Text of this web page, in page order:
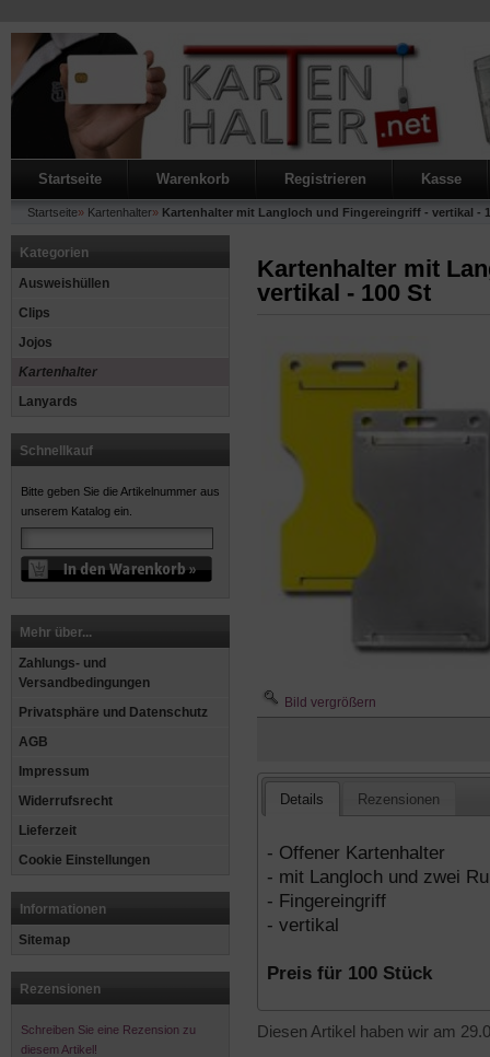
Startseite Warenkorb Registrieren Kasse
Startseite» Kartenhalter» Kartenhalter mit Langloch und Fingereingriff - vertikal -
Kategorien
Ausweishüllen
Clips
Jojos
Kartenhalter
Lanyards
Schnellkauf
Bitte geben Sie die Artikelnummer aus
unserem Katalog ein.
Mehr über...
Zahlungs- und
Versandbedingungen
Privatsphäre und Datenschutz
AGB
Impressum
Widerrufsrecht
Lieferzeit
Cookie Einstellungen
Informationen
Sitemap
Rezensionen
Schreiben Sie eine Rezension zu
diesem Artikel!
Kartenhalter mit
vertikal - 100 St
Bild vergrößern
Details Rezensionen
- Offener Kartenhalter
- mit Langloch und zwei
- Fingereingriff
- vertikal
Preis für 100 Stück
Diesen Artikel haben wir am